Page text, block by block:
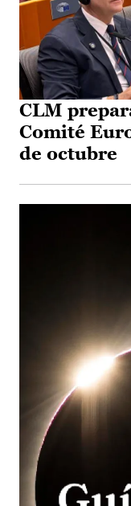
CLM
Comité
de octubre